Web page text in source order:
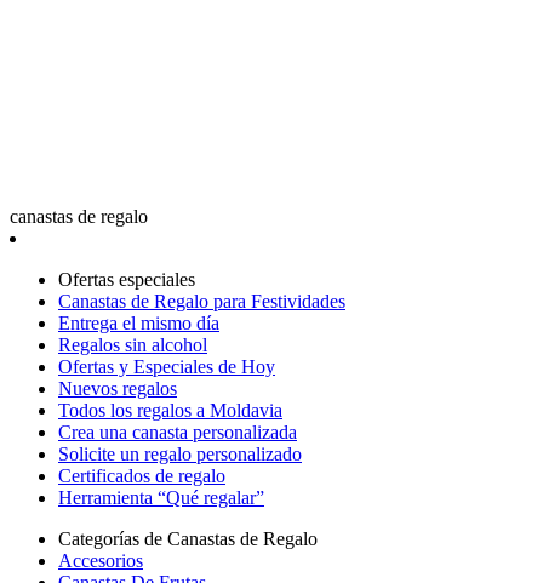
canastas de regalo
Ofertas especiales
Canastas de Regalo para Festividades
Entrega el mismo día
Regalos sin alcohol
Ofertas y Especiales de Hoy
Nuevos regalos
Todos los regalos a Moldavia
Crea una canasta personalizada
Solicite un regalo personalizado
Certificados de regalo
Herramienta “Qué regalar”
Categorías de Canastas de Regalo
Accesorios